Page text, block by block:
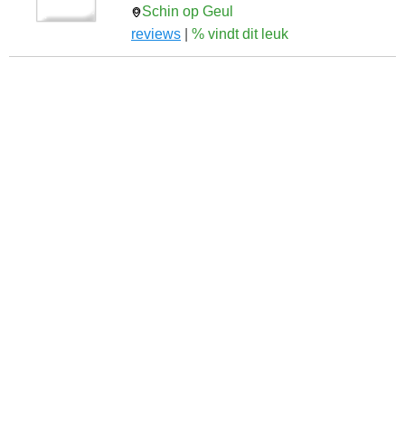
Schin op Geul
reviews
% vindt dit leuk